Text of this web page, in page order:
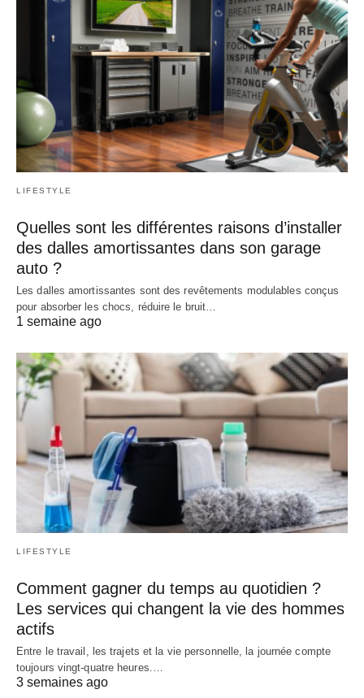
LIFESTYLE
Quelles sont les différentes raisons d’installer
des dalles amortissantes dans son garage
auto ?
Les dalles amortissantes sont des revêtements modulables conçus
pour absorber les chocs, réduire le bruit…
1 semaine ago
LIFESTYLE
Comment gagner du temps au quotidien ?
Les services qui changent la vie des hommes
actifs
Entre le travail, les trajets et la vie personnelle, la journée compte
toujours vingt-quatre heures.…
3 semaines ago